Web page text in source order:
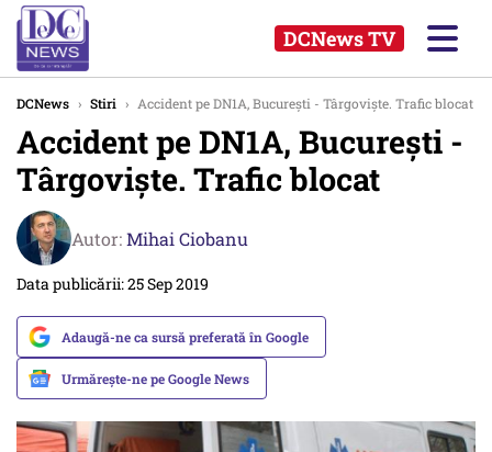
DCNews TV
DCNews › Stiri › Accident pe DN1A, Bucureşti - Târgovişte. Trafic blocat
Accident pe DN1A, Bucureşti -
Târgovişte. Trafic blocat
Autor:Mihai Ciobanu
Data publicării: 25 Sep 2019
Adaugă-ne ca sursă preferată în Google
Urmărește-ne pe Google News